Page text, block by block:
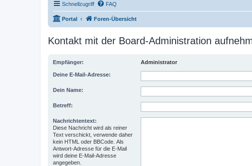
Schnellzugriff FAQ
Portal Foren-Übersicht
Kontakt mit der Board-Administration
Empfänger: Administrator
Deine E-Mail-Adresse:
Dein Name:
Betreff:
Nachrichtentext:
Diese Nachricht wird als reiner
Text verschickt, verwende daher
kein HTML oder BBCode. Als
Antwort-Adresse für die E-Mail
wird deine E-Mail-Adresse
angegeben.